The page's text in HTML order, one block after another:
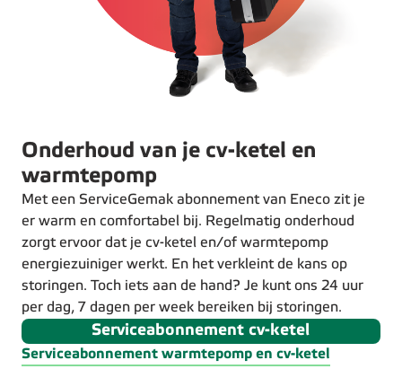
Onderhoud van je cv-ketel en
warmtepomp
Met een ServiceGemak abonnement van Eneco zit je
er warm en comfortabel bij. Regelmatig onderhoud
zorgt ervoor dat je cv-ketel en/of warmtepomp
energiezuiniger werkt. En het verkleint de kans op
storingen. Toch iets aan de hand? Je kunt ons 24 uur
per dag, 7 dagen per week bereiken bij storingen.
Serviceabonnement cv-ketel
Serviceabonnement warmtepomp en cv-ketel